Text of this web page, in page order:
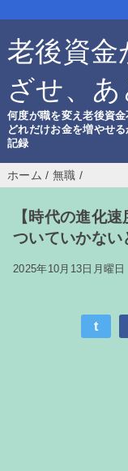
老後資金
ざせ、あ
何度が職を変え老後資
どれだけお金を増やせ
記録
ホーム / 無職 /
【時代の進化
ついていかない
2025年10月13日月曜日
t